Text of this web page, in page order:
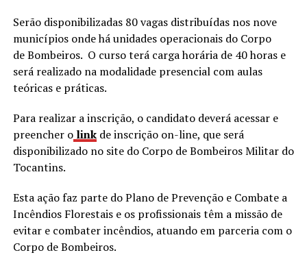
Serão disponibilizadas 80 vagas distribuídas nos nove
municípios onde há unidades operacionais do Corpo
de Bombeiros. O curso terá carga horária de 40 horas e
será realizado na modalidade presencial com aulas
teóricas e práticas.
Para realizar a inscrição, o candidato deverá acessar e
preencher o linkde inscrição on-line, que será
disponibilizado no site do Corpo de Bombeiros Militar do
Tocantins.
Esta ação faz parte do Plano de Prevenção e Combate a
Incêndios Florestais e os profissionais têm a missão de
evitar e combater incêndios, atuando em parceria com o
Corpo de Bombeiros.